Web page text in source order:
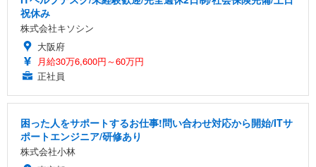
祝休み
株式会社キソシン
大阪府
月給30万6,600円～60万円
正社員
困った人をサポートするお仕事!問い合わせ対応から開始/ITサ
ポートエンジニア/研修あり
株式会社小林